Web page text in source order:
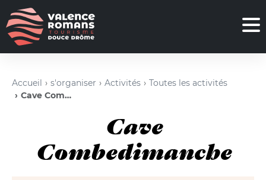
Accueil s'organiser Activités
Toutes les activités
Cave Combedimanche
Cave
Combedimanche